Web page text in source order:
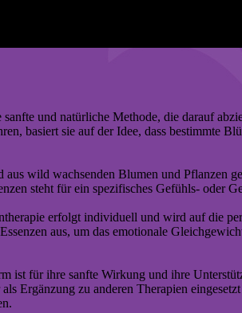
sanfte und natürliche Methode, die darauf
basiert sie auf der Idee, dass bestimmte
wild wachsenden Blumen und Pflanzen
steht für ein spezifisches Gefühls- oder
erfolgt individuell und wird auf die
aus, um das emotionale
ist für ihre sanfte Wirkung und ihre
Ergänzung zu anderen Therapien